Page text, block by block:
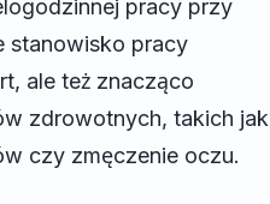
pracy przy
stanowisko pracy
ale też znacząco
zdrowotnych, takich jak
czy zmęczenie oczu.